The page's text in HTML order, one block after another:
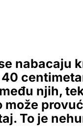
nabacaju
njih,
može
To je